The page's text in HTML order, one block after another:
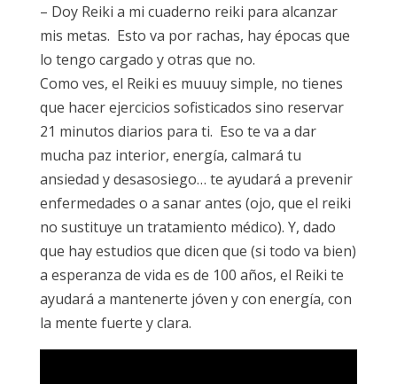
– Doy Reiki a mi cuaderno reiki para alcanzar
mis metas. Esto va por rachas, hay épocas que
lo tengo cargado y otras que no.
Como ves, el Reiki es muuuy simple, no tienes
que hacer ejercicios sofisticados sino reservar
21 minutos diarios para ti. Eso te va a dar
mucha paz interior, energía, calmará tu
ansiedad y desasosiego… te ayudará a prevenir
enfermedades o a sanar antes (ojo, que el reiki
no sustituye un tratamiento médico). Y, dado
que hay estudios que dicen que (si todo va bien)
a esperanza de vida es de 100 años, el Reiki te
ayudará a mantenerte jóven y con energía, con
la mente fuerte y clara.